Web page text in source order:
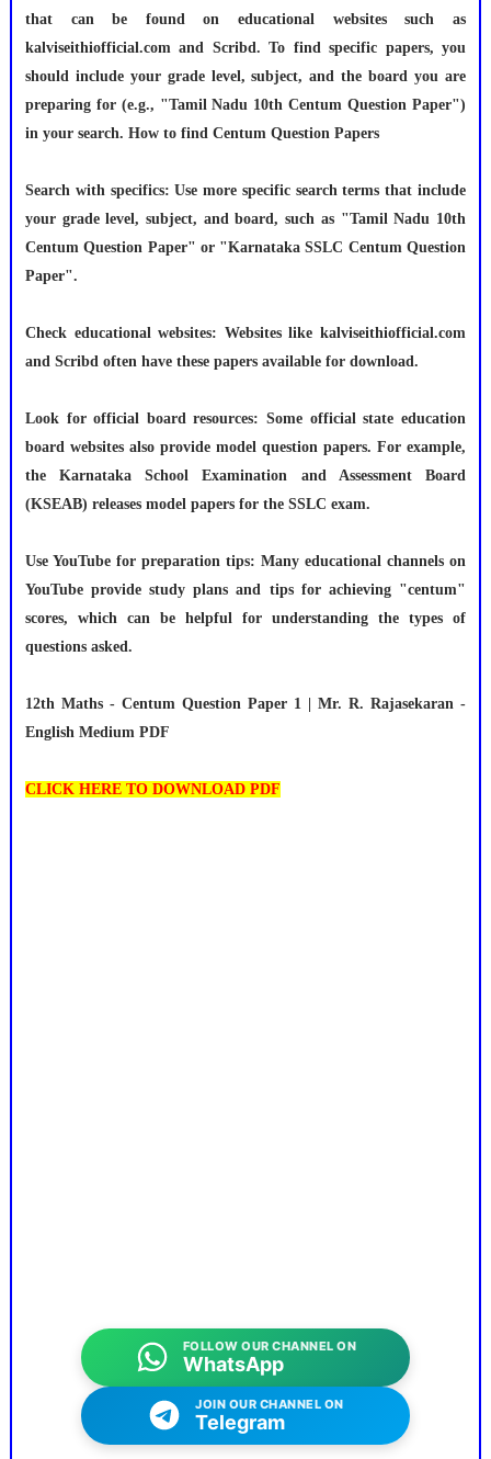
that can be found on educational websites such as
kalviseithiofficial.com and Scribd. To find specific papers, you
should include your grade level, subject, and the board you are
preparing for (e.g., "Tamil Nadu 10th Centum Question Paper")
in your search. How to find Centum Question Papers
Search with specifics: Use more specific search terms that include
your grade level, subject, and board, such as "Tamil Nadu 10th
Centum Question Paper" or "Karnataka SSLC Centum Question
Paper".
Check educational websites: Websites like kalviseithiofficial.com
and Scribd often have these papers available for download.
Look for official board resources: Some official state education
board websites also provide model question papers. For example,
the Karnataka School Examination and Assessment Board
(KSEAB) releases model papers for the SSLC exam.
Use YouTube for preparation tips: Many educational channels on
YouTube provide study plans and tips for achieving "centum"
scores, which can be helpful for understanding the types of
questions asked.
12th Maths - Centum Question Paper 1 | Mr. R. Rajasekaran -
English Medium PDF
CLICK HERE TO DOWNLOAD PDF
FOLLOW OUR CHANNEL ON
WhatsApp
JOIN OUR CHANNEL ON
Telegram